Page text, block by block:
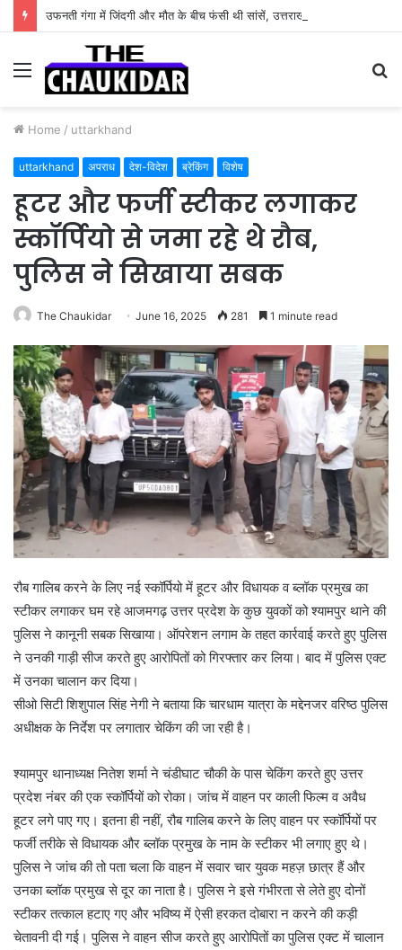
Menu
Home / uttarkhand
uttarkhand अपराध देश-विदेश ब्रेकिंग विशेष
हूटर और फर्जी स्टीकर लगाकर
स्कॉर्पियो से जमा रहे थे रौब,
पुलिस ने सिखाया सबक
The Chaukidar June 16, 2025 281 1 minute read
रौब गालिब करने के लिए नई स्कॉर्पियो में हूटर और विधायक व ब्लॉक प्रमुख का
स्टीकर लगाकर घम रहे आजमगढ़ उत्तर प्रदेश के कुछ युवकों को श्यामपुर थाने की
पुलिस ने कानूनी सबक सिखाया। ऑपरेशन लगाम के तहत कार्रवाई करते हुए पुलिस
ने उनकी गाड़ी सीज करते हुए आरोपितों को गिरफ्तार कर लिया। बाद में पुलिस एक्ट
में उनका चालान कर दिया।
सीओ सिटी शिशुपाल सिंह नेगी ने बताया कि चारधाम यात्रा के मद्देनजर वरिष्ठ पुलिस
अधीक्षक के निर्देश पर लगातार चेकिंग की जा रही है।
श्यामपुर थानाध्यक्ष नितेश शर्मा ने चंडीघाट चौकी के पास चेकिंग करते हुए उत्तर
प्रदेश नंबर की एक स्कॉर्पियों को रोका। जांच में वाहन पर काली फिल्म व अवैध
हूटर लगे पाए गए। इतना ही नहीं, रौब गालिब करने के लिए वाहन पर स्कॉर्पियों पर
फर्जी तरीके से विधायक और ब्लॉक प्रमुख के नाम के स्टीकर भी लगाए हुए थे।
पुलिस ने जांच की तो पता चला कि वाहन में सवार चार युवक महज़ छात्र हैं और
उनका ब्लॉक प्रमुख से दूर का नाता है। पुलिस ने इसे गंभीरता से लेते हुए दोनों
स्टीकर तत्काल हटाए गए और भविष्य में ऐसी हरकत दोबारा न करने की कड़ी
चेतावनी दी गई। पुलिस ने वाहन सीज करते हुए आरोपितों का पुलिस एक्ट में चालान